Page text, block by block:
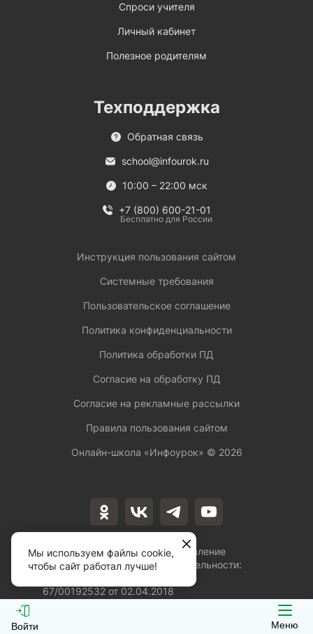
Войти Меню
Лицензия на осуществление
образовательной деятельности:
67/00192532 от 02.04.2018
Спроси учителя
Личный кабинет
Полезное родителям
Техподдержка
Обратная связь
school@infourok.ru
10:00 – 22:00 мск
+7 (800) 600-21-01
Бесплатно для России
Инструкция пользования сайтом
Системные требования
Пользовательское соглашение
Политика конфиденциальности
Политика обработки ПД
Согласие на обработку ПД
Согласие на рекламные рассылки
Правила пользования сайтом
Онлайн-школа «Инфоурок» © 2026
Мы используем файлы cookie,
чтобы сайт работал лучше!